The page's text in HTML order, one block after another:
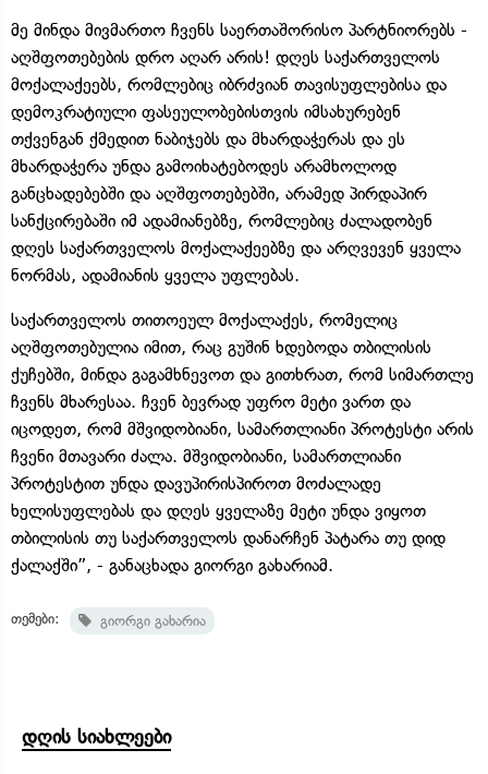
მე მინდა მივმართო ჩვენს საერთაშორისო პარტნიორებს -
აღშფოთებების დრო აღარ არის! დღეს საქართველოს
მოქალაქეებს, რომლებიც იბრძვიან თავისუფლებისა და
დემოკრატიული ფასეულობებისთვის იმსახურებენ
თქვენგან ქმედით ნაბიჯებს და მხარდაჭერას და ეს
მხარდაჭერა უნდა გამოიხატებოდეს არამხოლოდ
განცხადებებში და აღშფოთებებში, არამედ პირდაპირ
სანქცირებაში იმ ადამიანებზე, რომლებიც ძალადობენ
დღეს საქართველოს მოქალაქეებზე და არღვევენ ყველა
ნორმას, ადამიანის ყველა უფლებას.
საქართველოს თითოეულ მოქალაქეს, რომელიც
აღშფოთებულია იმით, რაც გუშინ ხდებოდა თბილისის
ქუჩებში, მინდა გაგამხნევოთ და გითხრათ, რომ სიმართლე
ჩვენს მხარესაა. ჩვენ ბევრად უფრო მეტი ვართ და
იცოდეთ, რომ მშვიდობიანი, სამართლიანი პროტესტი არის
ჩვენი მთავარი ძალა. მშვიდობიანი, სამართლიანი
პროტესტით უნდა დავუპირისპიროთ მოძალადე
ხელისუფლებას და დღეს ყველაზე მეტი უნდა ვიყოთ
თბილისის თუ საქართველოს დანარჩენ პატარა თუ დიდ
ქალაქში”, - განაცხადა გიორგი გახარიამ.
თემები: გიორგი გახარია
დღის სიახლეები